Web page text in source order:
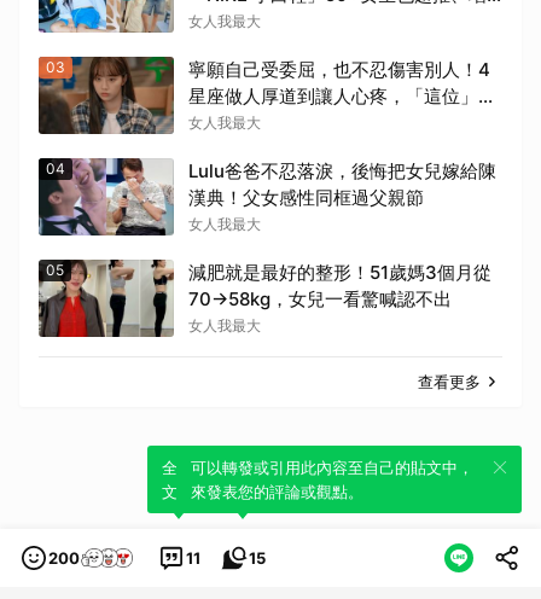
高輕量又耐走！
女人我最大
03
寧願自己受委屈，也不忍傷害別人！4
星座做人厚道到讓人心疼，「這位」敏
感細膩搞得自己不斷內耗
女人我最大
04
Lulu爸爸不忍落淚，後悔把女兒嫁給陳
漢典！父女感性同框過父親節
女人我最大
05
減肥就是最好的整形！51歲媽3個月從
70→58kg，女兒一看驚喊認不出
女人我最大
查看更多
200 11
全新體驗！一鍵引用此內容，透過發布貼
文來輕鬆表達個人立場。
15
可以轉發或引用此內容至自己的貼文中，
來發表您的評論或觀點。